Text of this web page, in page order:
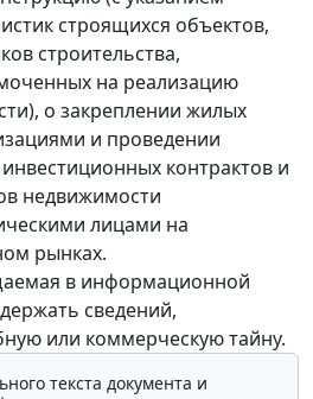
строящихся объектов,
строительства,
на реализацию
о закреплении жилых
и проведении
контрактов и
недвижимости
лицами на
рынках.
в информационной
сведений,
или коммерческую тайну.
текста документа и